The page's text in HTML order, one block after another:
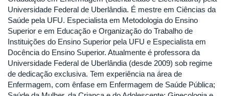
Universidade Federal de Uberlândia. É mestre em Ciências da
Saúde pela UFU. Especialista em Metodologia do Ensino
Superior e em Educação e Organização do Trabalho de
Instituições do Ensino Superior pela UFU e Especialista em
Docência do Ensino Superior. Atualmente é professora da
Universidade Federal de Uberlândia (desde 2009) sob regime
de dedicação exclusiva. Tem experiência na área de
Enfermagem, com ênfase em Enfermagem de Saúde Pública;